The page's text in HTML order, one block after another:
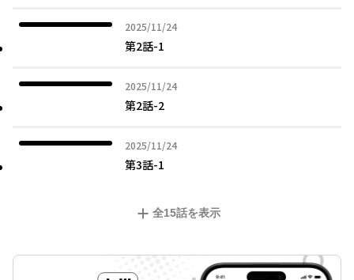
2025/11/24
2025年11月24日
第2話-1
2025/11/24
2025年11月24日
第2話-2
2025/11/24
2025年11月24日
第3話-1
全15話を表示